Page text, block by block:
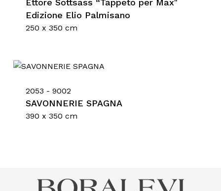
carrello.
Ettore Sottsass “Tappeto per Max"
Edizione Elio Palmisano
250 x 350 cm
2053 - 9002
SAVONNERIE SPAGNA
390 x 350 cm